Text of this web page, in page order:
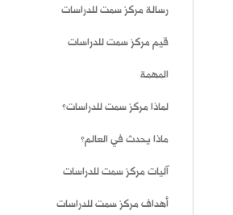
رسالة مركز سمت للدراسات
قيم مركز سمت للدراسات
المهمة
لماذا مركز سمت للدراسات؟
ماذا يحدث في العالم؟
آليات مركز سمت للدراسات
أهداف مركز سمت للدراسات